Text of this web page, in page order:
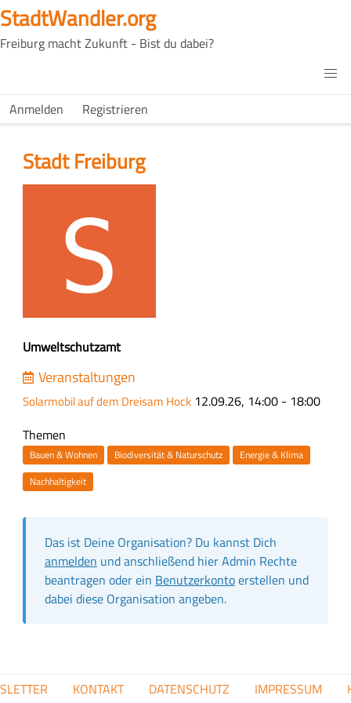
Direkt
zum
Inhalt
StadtWandler.org
Freiburg macht Zukunft - Bist du dabei?
Main
H4C
USER
Anmelden Registrieren
Stadt Freiburg
Z
s
a
m
e
n
f
a
Umweltschutzamt
Veranstaltungen
Solarmobil auf dem Dreisam Hock Event
12.09.26, 14:00 - 18:00
Themen
Bauen & Wohnen Biodiversität & Naturschutz
Energie & Klima
Nachhaltigkeit
Das ist Deine Organisation? Du kannst Dich
anmelden und anschließend hier Admin Rechte
beantragen oder ein Benutzerkontoerstellen und
dabei diese Organisation angeben.
FUSSZEILENMENÜKONTAKT DATENSCHUTZ IMPRESSUM